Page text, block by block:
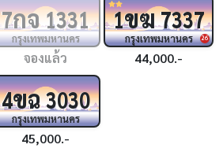
7กจ1331
กรุงเทพมหานคร
จองแล้ว
26
1ขฆ7337
กรุงเทพมหานคร
44,000.-
4ขฉ3030
กรุงเทพมหานคร
45,000.-